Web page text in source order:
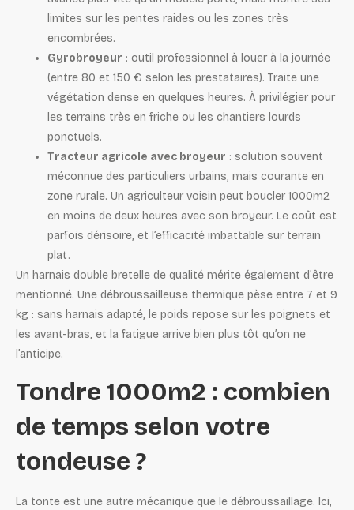
limites sur les pentes raides ou les zones très
encombrées.
Gyrobroyeur : outil professionnel à louer à la journée
(entre 80 et 150 € selon les prestataires). Traite une
végétation dense en quelques heures. À privilégier pour
les terrains très en friche ou les chantiers lourds
ponctuels.
Tracteur agricole avec broyeur : solution souvent
méconnue des particuliers urbains, mais courante en
zone rurale. Un agriculteur voisin peut boucler 1000m2
en moins de deux heures avec son broyeur. Le coût est
parfois dérisoire, et l’efficacité imbattable sur terrain
plat.
Un harnais double bretelle de qualité mérite également d’être
mentionné. Une débroussailleuse thermique pèse entre 7 et 9
kg : sans harnais adapté, le poids repose sur les poignets et
les avant-bras, et la fatigue arrive bien plus tôt qu’on ne
l’anticipe.
Tondre 1000m2 : combien
de temps selon votre
tondeuse ?
La tonte est une autre mécanique que le débroussaillage. Ici,